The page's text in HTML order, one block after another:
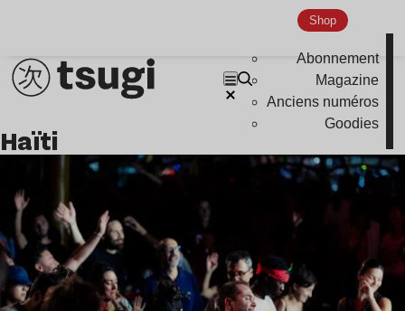
Shop
Abonnement
Magazine
Anciens numéros
Goodies
Haïti